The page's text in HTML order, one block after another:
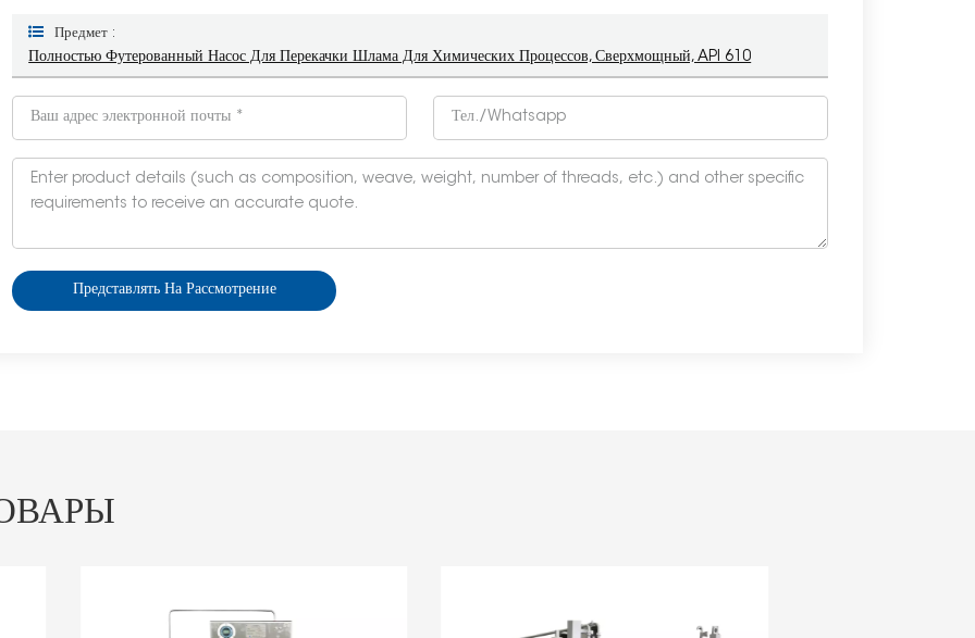
Предмет :
Полностью Футерованный Насос Для Перекачки Шлама Для Химических Процессов, Сверхмощный, API 610
Представлять На Рассмотрение